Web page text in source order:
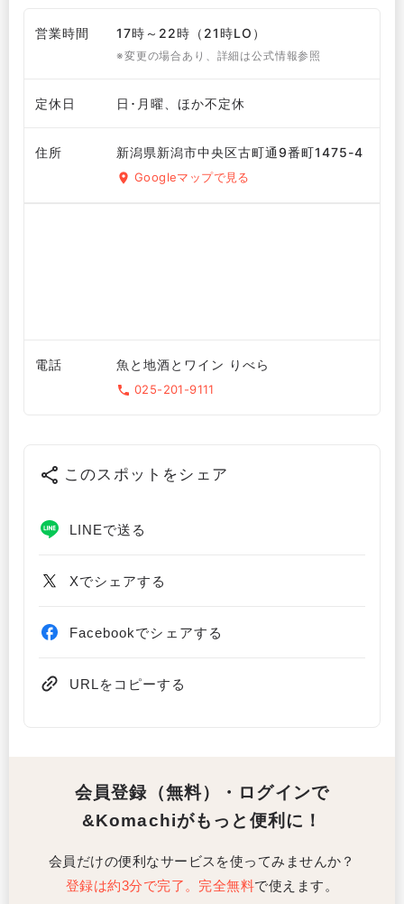
営業時間 17時～22時（21時LO）
※変更の場合あり、詳細は公式情報参照
定休日 日･月曜、ほか不定休
住所 新潟県新潟市中央区古町通9番町1475-4
Googleマップで見る
電話 魚と地酒とワイン りべら
025-201-9111
このスポットをシェア
LINEで送る
Xでシェアする
Facebookでシェアする
URLをコピーする
会員登録（無料）・ログインで
&Komachiがもっと便利に！
会員だけの便利なサービスを使ってみませんか？
登録は約3分で完了。完全無料で使えます。